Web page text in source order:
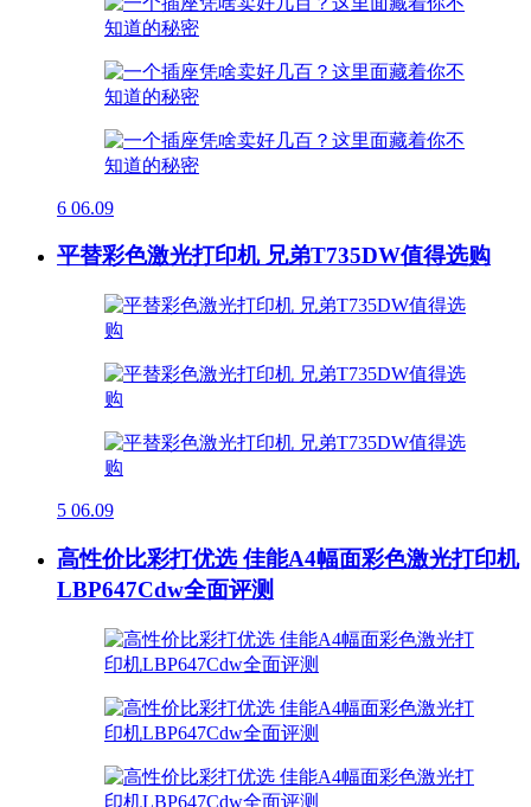
6 06.09
平替彩色激光打印机 兄弟T735DW值得选购
5 06.09
高性价比彩打优选 佳能A4幅面彩色激光打印机
LBP647Cdw全面评测